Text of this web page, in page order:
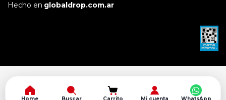
Hecho en globaldrop.com.ar